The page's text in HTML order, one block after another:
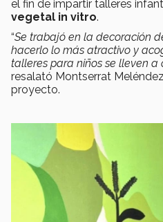
el fin de impartir talleres
vegetal in vitro.
“Se trabajó en la decoración
hacerlo lo más atractivo y
talleres para niños se lleven
resalató Montserrat
proyecto.